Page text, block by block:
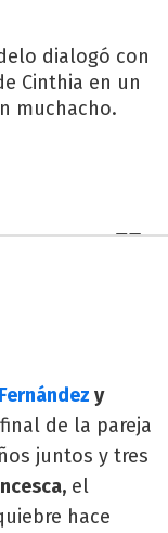
dialogó con
Cinthia en un
muchacho.
y
de la pareja
juntos y tres
el
hace